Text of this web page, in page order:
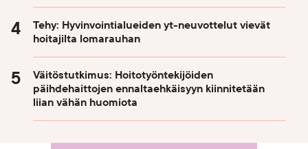
Tehy: Hyvinvointialueiden yt-neuvottelut vievät
hoitajilta lomarauhan
Väitöstutkimus: Hoitotyöntekijöiden
päihdehaittojen ennaltaehkäisyyn kiinnitetään
liian vähän huomiota